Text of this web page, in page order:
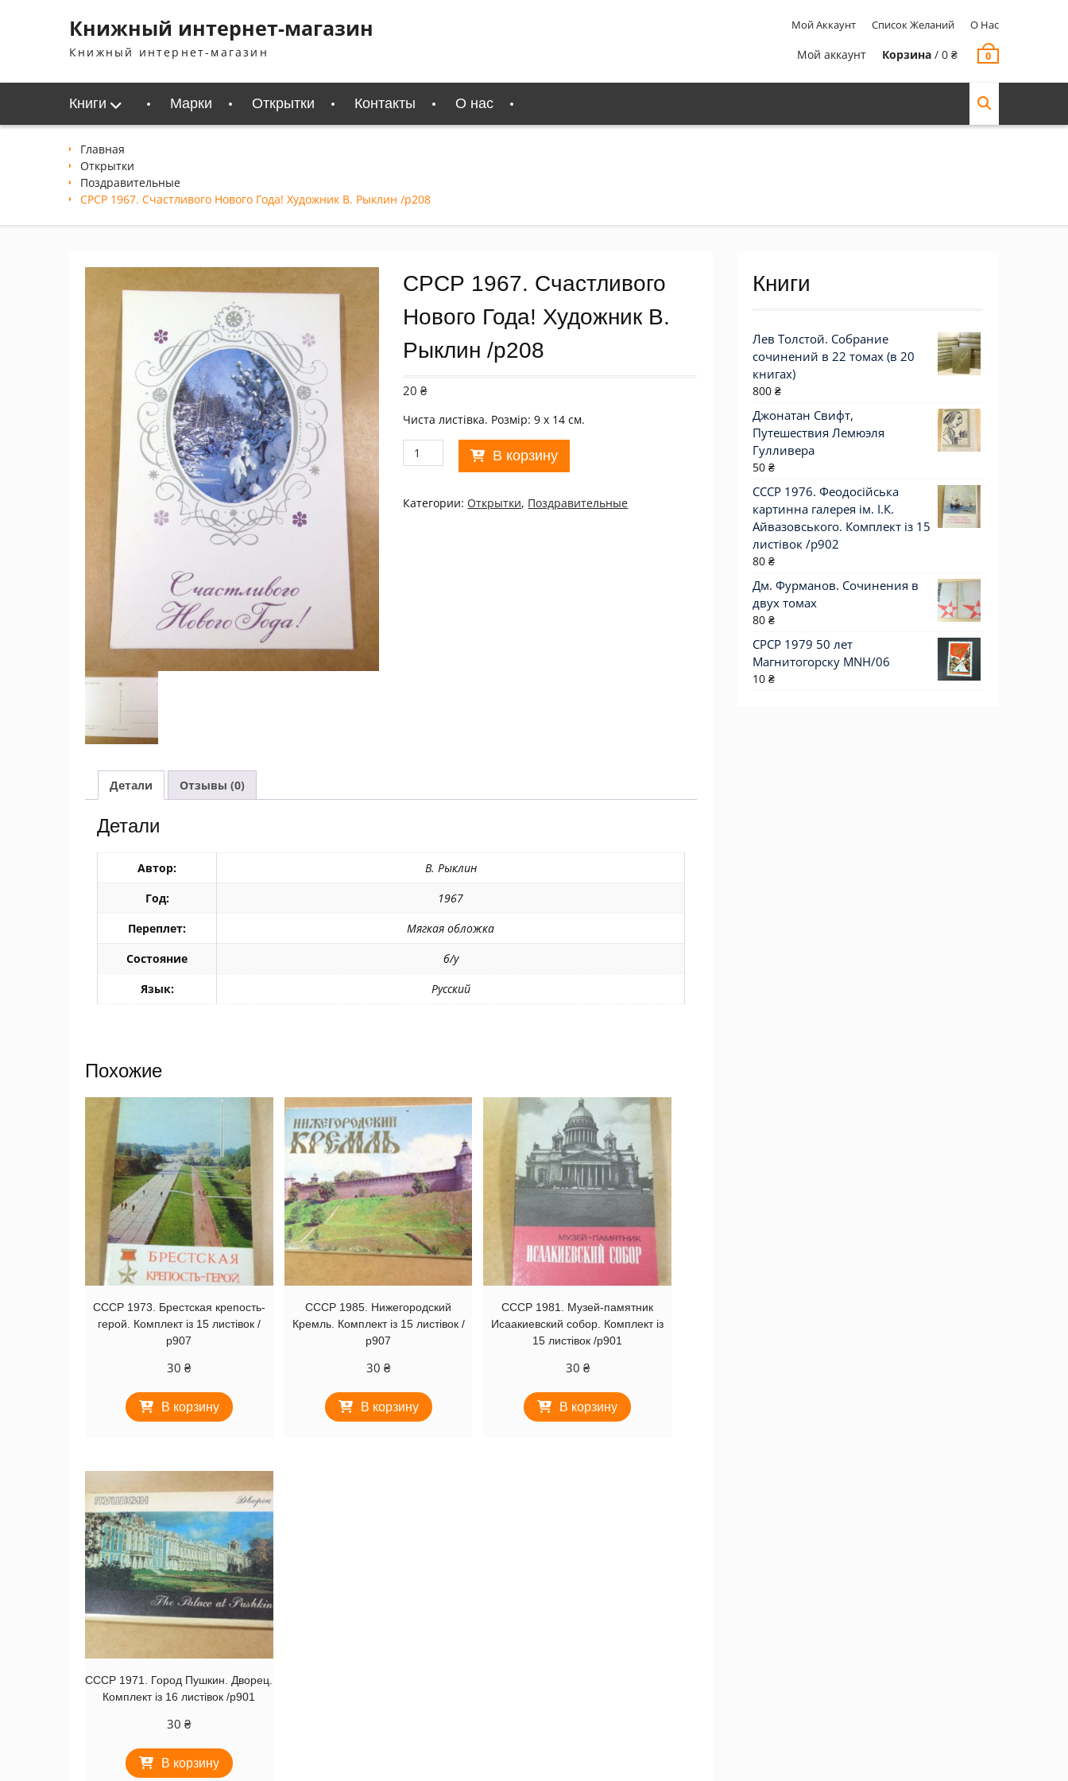
содержимомуКнижный интернет-магазин
Книжный интернет-магазин
Мой Аккаунт Список Желаний О Нас
Мой аккаунт Корзина / 0 ₴ 0
Книги Марки Открытки Контакты О нас
Главная
Открытки
Поздравительные
СРСР 1967. Счастливого Нового Года! Художник В. Рыклин /р208
СРСР 1967. Счастливого
Нового Года! Художник В.
Рыклин /р208
20₴
Чиста листівка. Розмір: 9 х 14 см.
Количество
товара
1967.
Счастливого
В корзину
Категории: Открытки, Поздравительные
Детали Отзывы (0)
Детали
Автор:
В. Рыклин
Год:
1967
Переплет:
Мягкая обложка
Состояние
б/у
Язык:
Русский
Похожие
СССР 1973. Брестская крепость-
герой. Комплект із 15 листівок /
р907
30₴
В корзину
СССР 1985. Нижегородский
Кремль. Комплект із 15 листівок /
р907
30 ₴
В корзину
СССР 1981. Музей-памятник
Исаакиевский собор. Комплект із
15 листівок /р901
30 ₴
В корзину
СССР 1971. Город Пушкин. Дворец.
Комплект із 16 листівок /р901
30₴
В корзину
Книги
Лев Толстой. Собрание
сочинений в 22 томах (в 20
книгах)
800 ₴
Джонатан Свифт,
Путешествия Лемюэля
Гулливера
50 ₴
СССР 1976. Феодосійська
картинна галерея ім. І.К.
Айвазовського. Комплект із 15
листівок /р902
80 ₴
Дм. Фурманов. Сочинения в
двух томах
80 ₴
СРСР 1979 50 лет
Магнитогорску MNH/06
10 ₴